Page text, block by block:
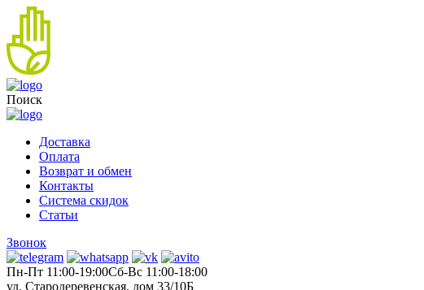
Поиск
Доставка
Оплата
Возврат и обмен
Контакты
Система скидок
Статьи
Звонок
Пн-Пт 11:00-19:00Cб-Вс 11:00-18:00
ул. Стародеревенская, дом 33/10Б